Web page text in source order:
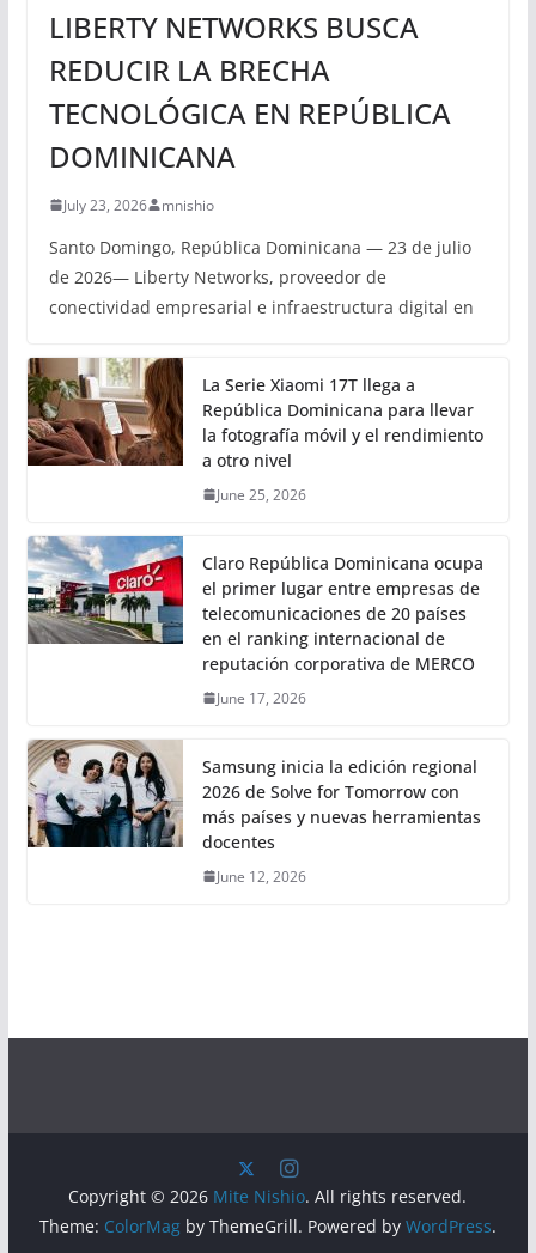
LIBERTY NETWORKS BUSCA
REDUCIR LA BRECHA
TECNOLÓGICA EN REPÚBLICA
DOMINICANA
July 23, 2026 mnishio
Santo Domingo, República Dominicana — 23 de julio
de 2026— Liberty Networks, proveedor de
conectividad empresarial e infraestructura digital en
La Serie Xiaomi 17T llega a
República Dominicana para llevar
la fotografía móvil y el rendimiento
a otro nivel
June 25, 2026
Claro República Dominicana ocupa
el primer lugar entre empresas de
telecomunicaciones de 20 países
en el ranking internacional de
reputación corporativa de MERCO
June 17, 2026
Samsung inicia la edición regional
2026 de Solve for Tomorrow con
más países y nuevas herramientas
docentes
June 12, 2026
Copyright © 2026 Mite Nishio. All rights reserved.
Theme: ColorMagby ThemeGrill. Powered by WordPress.